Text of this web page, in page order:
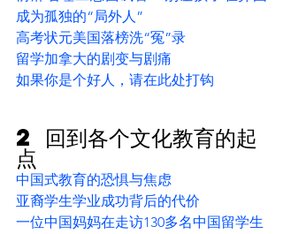
成为孤独的“局外人”
高考状元美国落榜洗“冤”录
留学加拿大的剧变与剧痛
如果你是个好人，请在此处打钩
2 回到各个文化教育的起
点
中国式教育的恐惧与焦虑
亚裔学生学业成功背后的代价
一位中国妈妈在走访130多名中国留学生